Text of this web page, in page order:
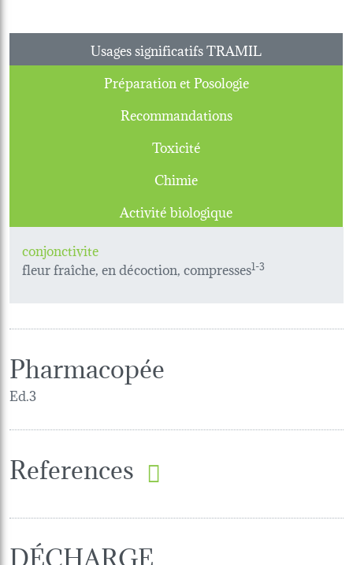
Usages significatifs TRAMIL
Préparation et Posologie
Recommandations
Toxicité
Chimie
Activité biologique
conjonctivite
fleur fraîche, en décoction, compresses1-3
Pharmacopée
Ed.3
References
DÉCHARGE